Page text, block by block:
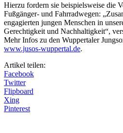
Hierzu fordern sie beispielsweise die
Fußgänger- und Fahrradwegen:
engagierten jungen Menschen in
Gerechtigkeit und Nachhaltigkeit“,
Mehr Infos zu den Wuppertaler
www.jusos-wuppertal.de.
Artikel teilen:
Facebook
Twitter
Flipboard
Xing
Pinterest